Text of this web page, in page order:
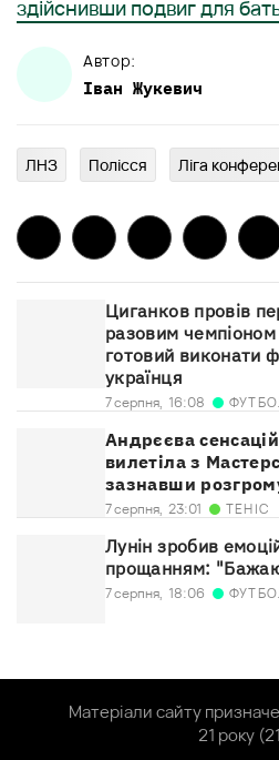
здійснивши подвиг для
Автор:
Іван Жукевич
ЛНЗ Полісся Ліга
Циганков провів
разовим чемпіоном
готовий виконати
українця
7 серпня, 16:08
Андрєєва
вилетіла з
зазнавши
7 серпня, 23:01 ТЕНІС
Лунін зробив
прощанням:
7 серпня, 18:06
Матеріали сайту
21 року